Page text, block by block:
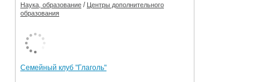
Наука, образование / Центры дополнительного
образования
Семейный клуб "Глаголь"